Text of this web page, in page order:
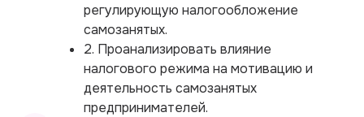
регулирующую налогообложение
самозанятых.
2. Проанализировать влияние
налогового режима на мотивацию и
деятельность самозанятых
предпринимателей.